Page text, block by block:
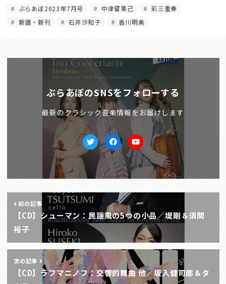
ぶらあぼ2023年7月号
中津留果己
彩三重奏
新譜・新刊
石井沙和子 香川明美
ぶらあぼのSNSをフォローする
最新のクラシック音楽情報をお届けします
TwitterfacebookYoutube
前の記事
【CD】シューマン：民謡風の5つの小品／堤剛＆須関
裕子
次の記事
【CD】ラフマニノフ：交響的舞曲 他／坂入健司郎＆タ